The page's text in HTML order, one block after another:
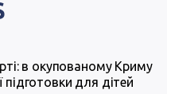
в окупованому Криму
для дітей